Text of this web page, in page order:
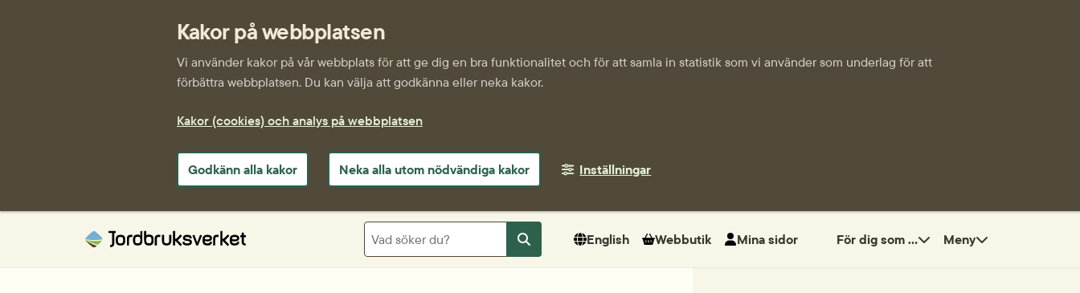
Kakor på webbplatsen
Vi använder kakor på vår webbplats för att ge dig en bra funktionalitet och för att samla in statistik som vi använder som underlag för att
förbättra webbplatsen. Du kan välja att godkänna eller neka kakor.
Kakor (cookies) och analys på webbplatsen
Godkänn alla kakor Neka alla utom nödvändiga kakor Inställningar
Sök
Sök
English Webbutik Mina sidor För dig som ... Meny